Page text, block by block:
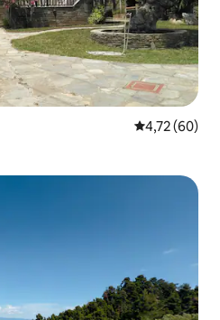
Évaluation
4,72 (60)